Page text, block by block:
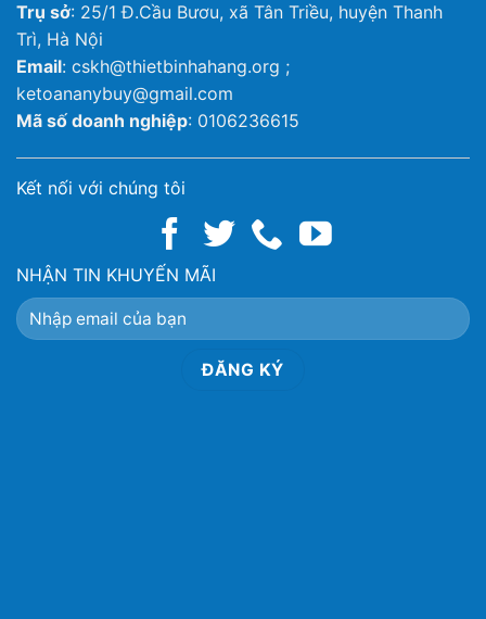
Trụ sở: 25/1 Đ.Cầu Bươu, xã Tân Triều, huyện Thanh
Trì, Hà Nội
Email: cskh@thietbinhahang.org ;
ketoananybuy@gmail.com
Mã số doanh nghiệp: 0106236615
Kết nối với chúng tôi
NHẬN TIN KHUYẾN MÃI